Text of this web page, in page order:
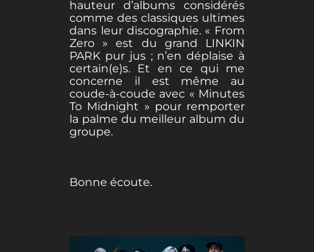
hauteur d’albums considérés
comme des classiques ultimes
dans leur discographie. « From
Zero » est du grand LINKIN
PARK pur jus ; n’en déplaise à
certain(e)s. Et en ce qui me
concerne il est même au
coude-à-coude avec « Minutes
To Midnight » pour remporter
la palme du meilleur album du
groupe.
Bonne écoute.